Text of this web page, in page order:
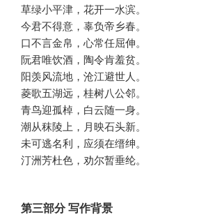
草绿小平津，花开一水滨。
今君不得意，辜负帝乡春。
口不言金帛，心常任屈伸。
阮君唯饮酒，陶令肯羞贫。
阳羡风流地，沧江避世人。
菱歌五湖远，桂树八公邻。
青鸟迎孤棹，白云随一身。
潮从秣陵上，月映石头新。
未可逃名利，应须在缙绅。
汀洲芳杜色，劝尔暂垂纶。
第三部分 写作背景